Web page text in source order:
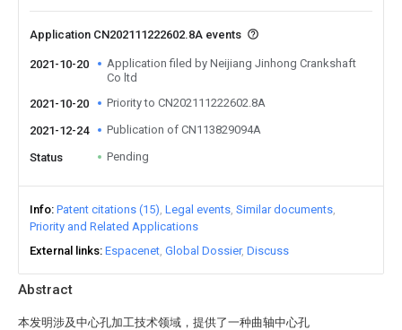
Abstract
本发明涉及中心孔加工技术领域，提供了一种曲轴中心孔
Application CN202111222602.8A events
2021-10-20
Application filed by Neijiang Jinhong Crankshaft
Co ltd
2021-10-20
Priority to CN202111222602.8A
2021-12-24 Publication of CN113829094A
Status Pending
Info Patent citations (15) Legal events Similar documents
Priority and Related Applications
External links Espacenet Global Dossier Discuss